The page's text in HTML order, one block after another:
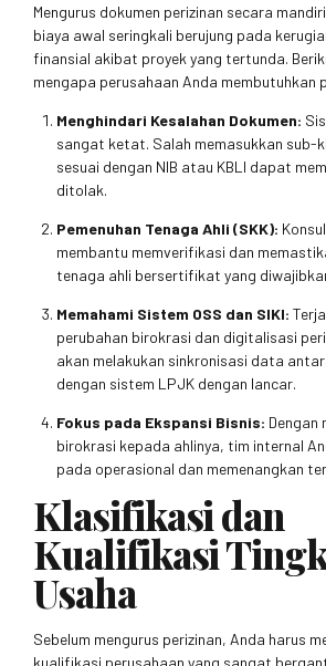
Mengurus dokumen perizinan secara
biaya awal seringkali berujung pada
finansial akibat proyek yang tertunda.
mengapa perusahaan Anda membutuhkan
Menghindari Kesalahan Dokumen:
sangat ketat. Salah memasukkan sub-
sesuai dengan NIB atau KBLI dapat
ditolak.
Pemenuhan Tenaga Ahli (SKK):
membantu memverifikasi dan
tenaga ahli bersertifikat yang
Memahami Sistem OSS dan SIKI:
perubahan birokrasi dan digitalisasi
akan melakukan sinkronisasi data
dengan sistem LPJK dengan lancar.
Fokus pada Ekspansi Bisnis: Dengan
birokrasi kepada ahlinya, tim internal
pada operasional dan memenangkan
Klasifikasi dan
Kualifikasi
Usaha
Sebelum mengurus perizinan, Anda harus